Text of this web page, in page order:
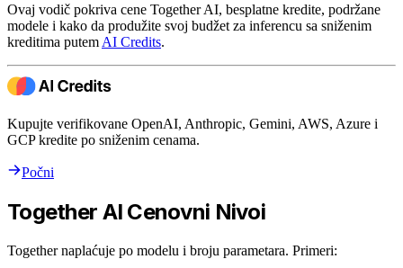
Ovaj vodič pokriva cene Together AI, besplatne kredite, podržane
modele i kako da produžite svoj budžet za inferencu sa sniženim
kreditima putem AI Credits.
Kupujte verifikovane OpenAI, Anthropic, Gemini, AWS, Azure i
GCP kredite po sniženim cenama.
Počni
Together AI Cenovni Nivoi
Together naplaćuje po modelu i broju parametara. Primeri: